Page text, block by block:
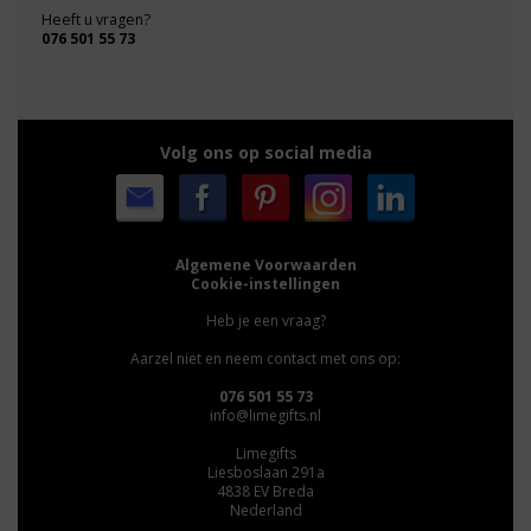
Heeft u vragen?
076 501 55 73
Volg ons op social media
Algemene Voorwaarden
Cookie-instellingen
Heb je een vraag?
Aarzel niet en neem contact met ons op:
076 501 55 73
info@limegifts.nl
Limegifts
Liesboslaan 291a
4838 EV Breda
Nederland